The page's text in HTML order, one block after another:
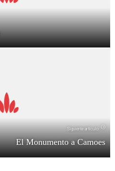
Siguiente artículo
El Monumento a Camoes